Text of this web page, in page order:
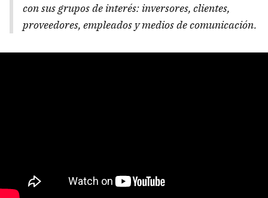
con sus grupos de interés: inversores, clientes,
proveedores, empleados y medios de comunicación.